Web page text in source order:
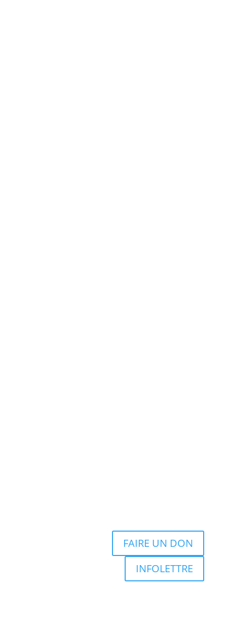
FAIRE UN DON
INFOLETTRE